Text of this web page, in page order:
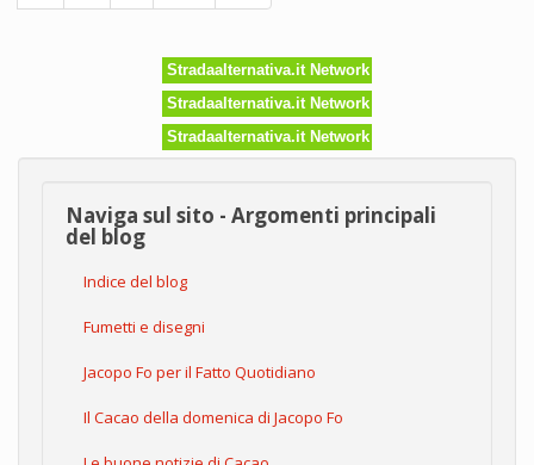
Stradaalternativa.it Network
Stradaalternativa.it Network
Stradaalternativa.it Network
Naviga sul sito - Argomenti principali
del blog
Indice del blog
Fumetti e disegni
Jacopo Fo per il Fatto Quotidiano
Il Cacao della domenica di Jacopo Fo